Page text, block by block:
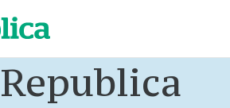
Republica